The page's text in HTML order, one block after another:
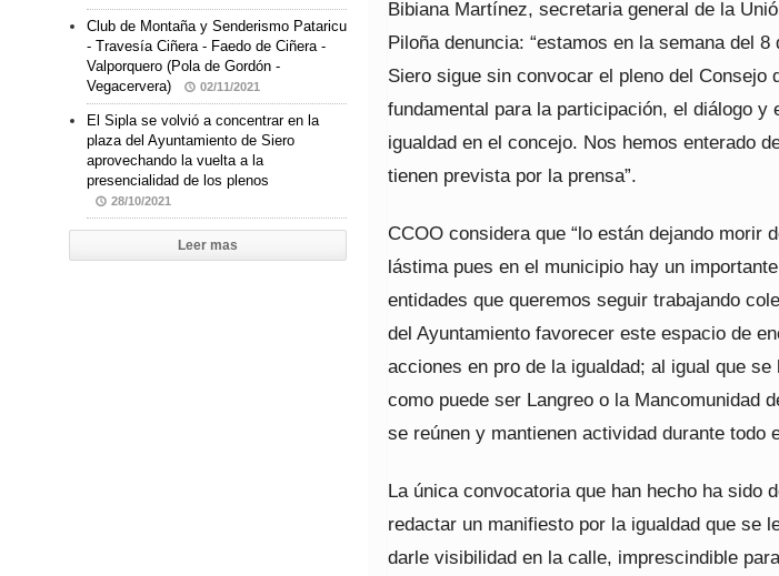
Bibiana Martínez, secretaria general de la
Piloña denuncia: “estamos en la semana del
Siero sigue sin convocar el pleno del Consejo
fundamental para la participación, el diálogo y
igualdad en el concejo. Nos hemos enterado
tienen prevista por la prensa”.
CCOO considera que “lo están dejando morir
lástima pues en el municipio hay un
entidades que queremos seguir trabajando
del Ayuntamiento favorecer este espacio de
acciones en pro de la igualdad; al igual que
como puede ser Langreo o la Mancomunidad
se reúnen y mantienen actividad durante todo
La única convocatoria que han hecho ha sido
redactar un manifiesto por la igualdad que se
darle visibilidad en la calle, imprescindible
Club de Montaña y Senderismo Pataricu
- Travesía Ciñera - Faedo de Ciñera -
Valporquero (Pola de Gordón -
Vegacervera)
02/11/2021
El Sipla se volvió a concentrar en la
plaza del Ayuntamiento de Siero
aprovechando la vuelta a la
presencialidad de los plenos
28/10/2021
Leer mas